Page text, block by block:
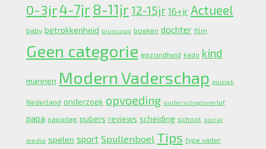
0-3jr4-7jr 8-11jr 12-15jr 16+jr Actueel
baby betrokkenheid bioscoop boeken dochter film
Geen categorie gezondheid kado kind
mannen Modern Vaderschap muziek
Nederland onderzoek opvoeding ouderschapsverlof
papa papadag pubers reviews scheiding school social
media spelen sport Spullenboel Tips type vader